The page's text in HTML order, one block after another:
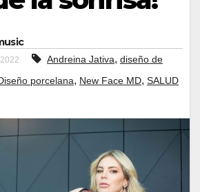
Andreina Jativa, diseño de
porcelana, New Face MD, SALUD